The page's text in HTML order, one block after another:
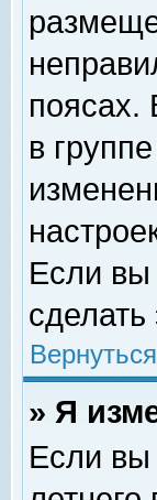
поясах.
в
Если вы
» Я
Если вы